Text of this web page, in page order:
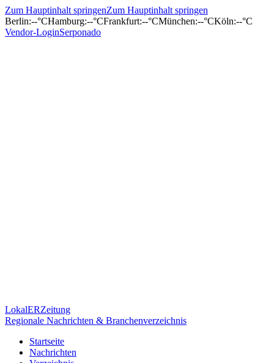
Zum Hauptinhalt springenZum Hauptinhalt springen
Berlin:--°CHamburg:--°CFrankfurt:--°CMünchen:--°CKöln:--°C
Vendor-LoginSerponado
LokalERZeitung
Regionale Nachrichten & Branchenverzeichnis
Startseite
Nachrichten